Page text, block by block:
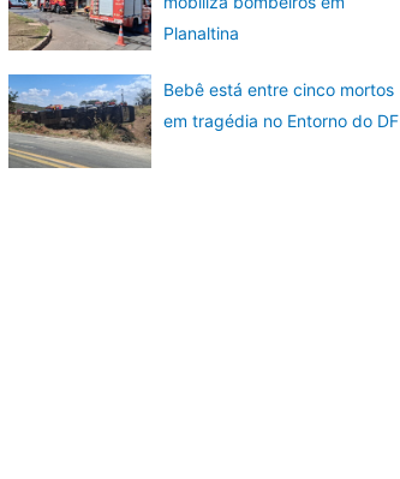
Planaltina
Bebê está entre cinco mortos
em tragédia no Entorno do DF